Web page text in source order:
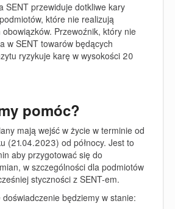
SENT przewiduje dotkliwe kary
które nie realizują
Przewoźnik, który nie
w SENT towarów będących
ryzykuje karę w wysokości 20
pomóc?
mają wejść w życie w terminie od
(21.04.2023) od północy. Jest to
aby przygotować się do
w szczególności dla podmiotów
styczności z SENT-em.
będziemy w stanie: